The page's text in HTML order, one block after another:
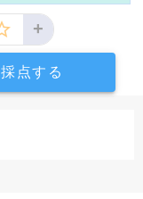
+
採点する